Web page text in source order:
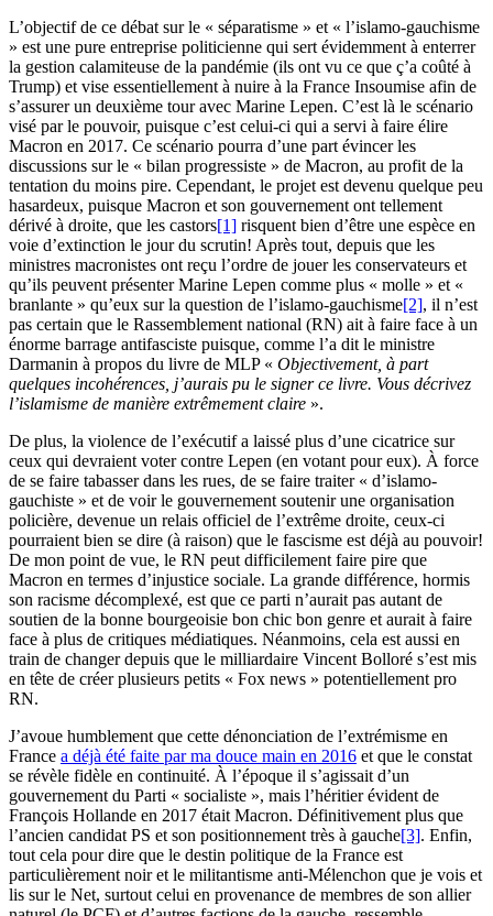
L’objectif de ce débat sur le « séparatisme » et « l’islamo-gauchisme
» est une pure entreprise politicienne qui sert évidemment à enterrer
la gestion calamiteuse de la pandémie (ils ont vu ce que ç’a coûté à
Trump) et vise essentiellement à nuire à la France Insoumise afin de
s’assurer un deuxième tour avec Marine Lepen. C’est là le scénario
visé par le pouvoir, puisque c’est celui-ci qui a servi à faire élire
Macron en 2017. Ce scénario pourra d’une part évincer les
discussions sur le « bilan progressiste » de Macron, au profit de la
tentation du moins pire. Cependant, le projet est devenu quelque peu
hasardeux, puisque Macron et son gouvernement ont tellement
dérivé à droite, que les castors[1] risquent bien d’être une espèce en
voie d’extinction le jour du scrutin! Après tout, depuis que les
ministres macronistes ont reçu l’ordre de jouer les conservateurs et
qu’ils peuvent présenter Marine Lepen comme plus « molle » et «
branlante » qu’eux sur la question de l’islamo-gauchisme[2], il n’est
pas certain que le Rassemblement national (RN) ait à faire face à un
énorme barrage antifasciste puisque, comme l’a dit le ministre
Darmanin à propos du livre de MLP « Objectivement, à part
quelques incohérences, j’aurais pu le signer ce livre. Vous décrivez
l’islamisme de manière extrêmement claire ».
De plus, la violence de l’exécutif a laissé plus d’une cicatrice sur
ceux qui devraient voter contre Lepen (en votant pour eux). À force
de se faire tabasser dans les rues, de se faire traiter « d’islamo-
gauchiste » et de voir le gouvernement soutenir une organisation
policière, devenue un relais officiel de l’extrême droite, ceux-ci
pourraient bien se dire (à raison) que le fascisme est déjà au pouvoir!
De mon point de vue, le RN peut difficilement faire pire que
Macron en termes d’injustice sociale. La grande différence, hormis
son racisme décomplexé, est que ce parti n’aurait pas autant de
soutien de la bonne bourgeoisie bon chic bon genre et aurait à faire
face à plus de critiques médiatiques. Néanmoins, cela est aussi en
train de changer depuis que le milliardaire Vincent Bolloré s’est mis
en tête de créer plusieurs petits « Fox news » potentiellement pro
RN.
J’avoue humblement que cette dénonciation de l’extrémisme en
France a déjà été faite par ma douce main en 2016 et que le constat
se révèle fidèle en continuité. À l’époque il s’agissait d’un
gouvernement du Parti « socialiste », mais l’héritier évident de
François Hollande en 2017 était Macron. Définitivement plus que
l’ancien candidat PS et son positionnement très à gauche[3]. Enfin,
tout cela pour dire que le destin politique de la France est
particulièrement noir et le militantisme anti-Mélenchon que je vois et
lis sur le Net, surtout celui en provenance de membres de son allier